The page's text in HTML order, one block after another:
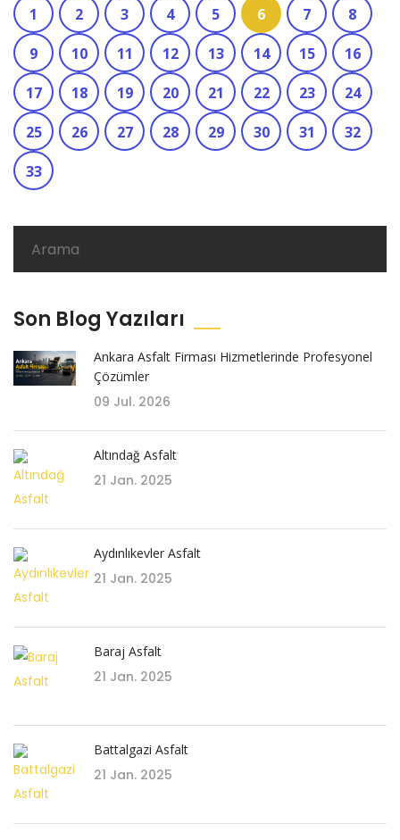
1 2 3 4 5 6 7
8
9
10 11 12 13 14 15
16
17
18 19 20 21 22 23
24
25
26 27 28 29 30 31
32
33
Son Blog Yazıları
Ankara Asfalt Firması Hizmetlerinde Profesyonel
Çözümler
09 Jul. 2026
Altındağ Asfalt
21 Jan. 2025
Aydınlıkevler Asfalt
21 Jan. 2025
Baraj Asfalt
21 Jan. 2025
Battalgazi Asfalt
21 Jan. 2025